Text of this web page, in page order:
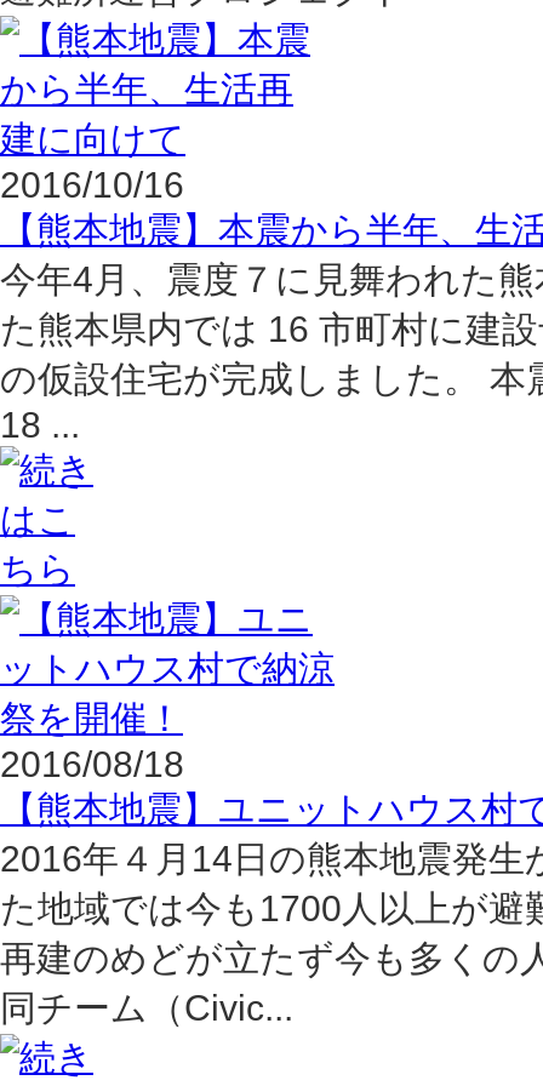
2016/10/16
【熊本地震】本震から半年、生
今年4月、震度７に見舞われた
た熊本県内では 16 市町村に建
の仮設住宅が完成しました。
18 ...
2016/08/18
【熊本地震】ユニットハウス村
2016年４月14日の熊本地震発
た地域では今も1700人以上が
再建のめどが立たず今も多くの
同チーム（Civic...